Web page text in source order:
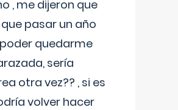
, me dijeron que
pasar un año
quedarme
sería
otra vez?? , si es
volver hacer